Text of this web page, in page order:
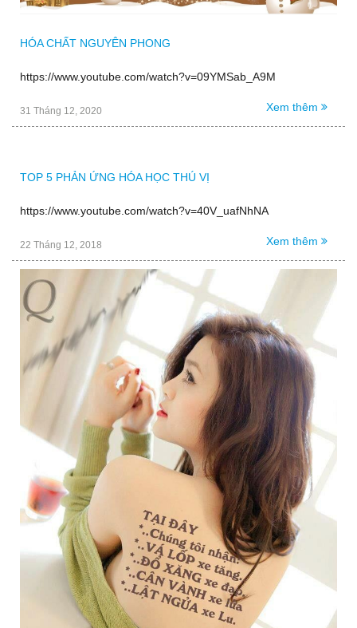
HÓA CHẤT NGUYÊN PHONG
https://www.youtube.com/watch?v=09YMSab_A9M
31 Tháng 12, 2020 Xem thêm
TOP 5 PHẢN ỨNG HÓA HỌC THÚ VỊ
https://www.youtube.com/watch?v=40V_uafNhNA
22 Tháng 12, 2018 Xem thêm